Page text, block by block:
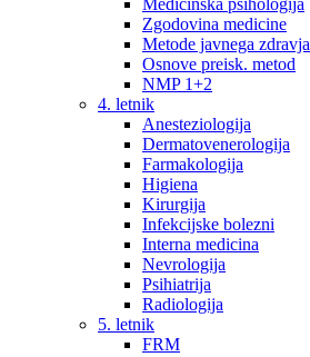
Medicinska psihologija
Zgodovina medicine
Metode javnega zdravja
Osnove preisk. metod
NMP 1+2
4. letnik
Anesteziologija
Dermatovenerologija
Farmakologija
Higiena
Kirurgija
Infekcijske bolezni
Interna medicina
Nevrologija
Psihiatrija
Radiologija
5. letnik
FRM